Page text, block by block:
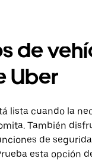
de
Uber
lista cuando la
También
de
esta opción